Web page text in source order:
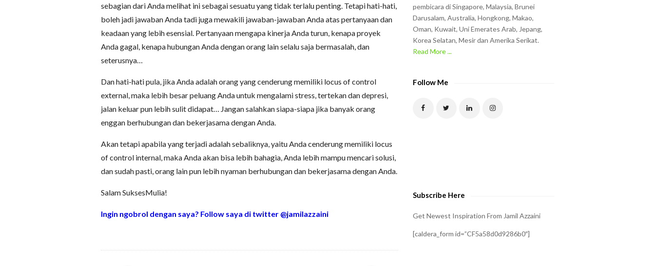
sebagian dari Anda melihat ini sebagai sesuatu yang tidak terlalu penting. Tetapi hati-hati,
boleh jadi jawaban Anda tadi juga mewakili jawaban-jawaban Anda atas pertanyaan dan
keadaan yang lebih esensial. Pertanyaan mengapa kinerja Anda turun, kenapa proyek
Anda gagal, kenapa hubungan Anda dengan orang lain selalu saja bermasalah, dan
seterusnya…
Dan hati-hati pula, jika Anda adalah orang yang cenderung memiliki locus of control
external, maka lebih besar peluang Anda untuk mengalami stress, tertekan dan depresi,
jalan keluar pun lebih sulit didapat… Jangan salahkan siapa-siapa jika banyak orang
enggan berhubungan dan bekerjasama dengan Anda.
Akan tetapi apabila yang terjadi adalah sebaliknya, yaitu Anda cenderung memiliki locus
of control internal, maka Anda akan bisa lebih bahagia, Anda lebih mampu mencari solusi,
dan sudah pasti, orang lain pun lebih nyaman berhubungan dan bekerjasama dengan Anda.
Salam SuksesMulia!
Ingin ngobrol dengan saya? Follow saya di twitter @jamilazzaini
pembicara di Singapore, Malaysia, Brunei
Darusalam, Australia, Hongkong, Makao,
Oman, Kuwait, Uni Emerates Arab, Jepang,
Korea Selatan, Mesir dan Amerika Serikat.
Read More ...
Follow Me
Subscribe Here
Get Newest Inspiration From Jamil Azzaini
[caldera_form id=”CF5a58d0d9286b0″]